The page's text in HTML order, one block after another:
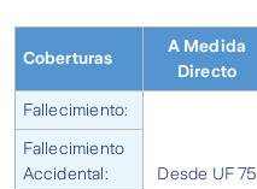
Coberturas
A Medida
Directo
Fallecimiento:
Desde UF 75
Fallecimiento
Accidental: